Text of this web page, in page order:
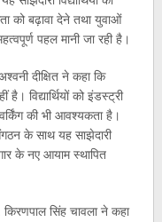
को बढ़ावा देने तथा युवाओं
पहल मानी जा रही है।
दीक्षित ने कहा कि
विद्यार्थियों को इंडस्ट्री
की भी आवश्यकता है।
के साथ यह साझेदारी
के नए आयाम स्थापित
सिंह चावला ने कहा